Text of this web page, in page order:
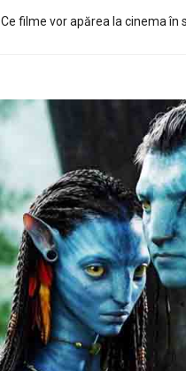
Ce filme vor apărea la cinema în